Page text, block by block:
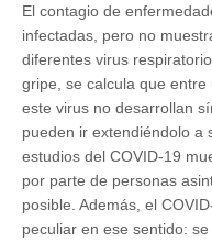
El contagio de
infectadas, pero no
diferentes virus
gripe, se calcula que
este virus no desarrollan
pueden ir extendiéndolo a
estudios del COVID-19
por parte de personas
posible. Además, el
peculiar en ese sentido: